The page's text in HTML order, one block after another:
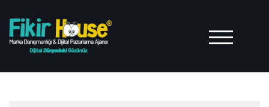
content
TOGGLE